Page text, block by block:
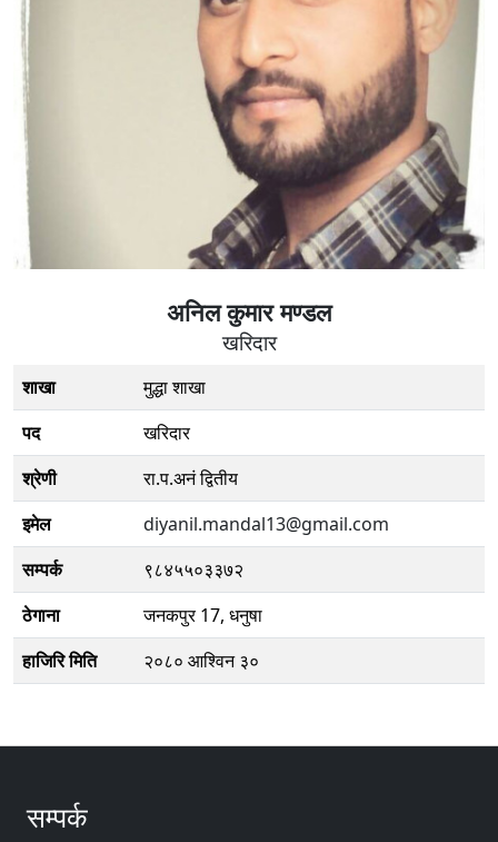
अनिल कुमार मण्डल
खरिदार
शाखा
मुद्धा शाखा
पद
खरिदार
श्रेणी
रा.प.अनं द्वितीय
इमेल
diyanil.mandal13@gmail.com
सम्पर्क
९८४५५०३३७२
ठेगाना
जनकपुर 17, धनुषा
हाजिरि मिति
२०८० आश्विन ३०
सम्पर्क